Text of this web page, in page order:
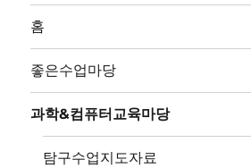
홈
좋은수업마당
과학&컴퓨터교육마당
탐구수업지도자료